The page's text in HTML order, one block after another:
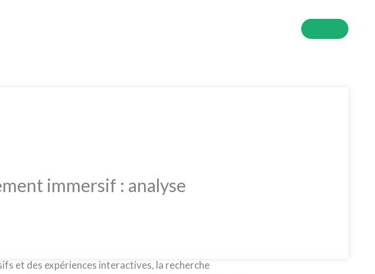
immersif : analyse
et des expériences interactives, la recherche
Got it!